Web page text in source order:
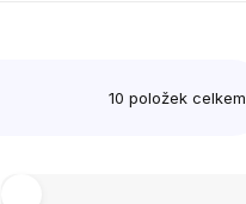
10 položek celkem